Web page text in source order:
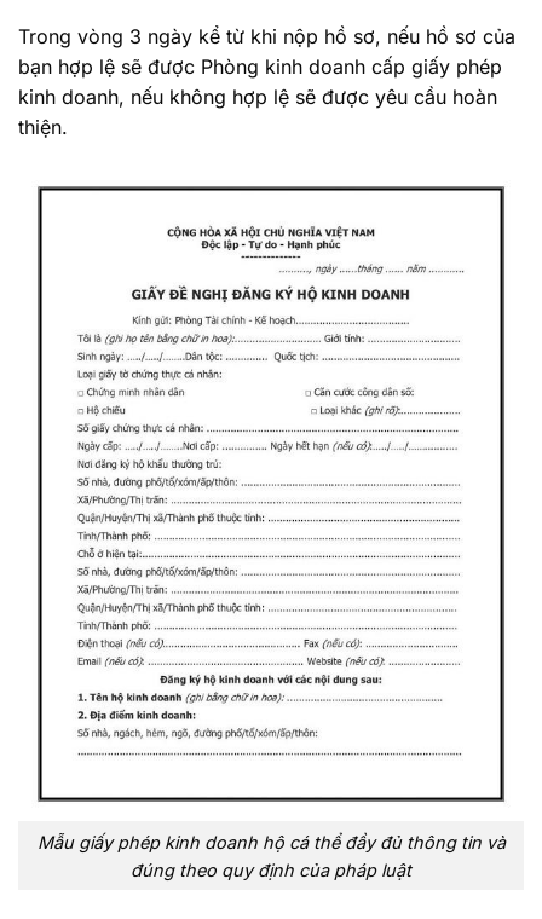
Trong vòng 3 ngày kể từ khi nộp hồ sơ, nếu hồ sơ của
bạn hợp lệ sẽ được Phòng kinh doanh cấp giấy phép
kinh doanh, nếu không hợp lệ sẽ được yêu cầu hoàn
thiện.
Mẫu giấy phép kinh doanh hộ cá thể đầy đủ thông tin và
đúng theo quy định của pháp luật